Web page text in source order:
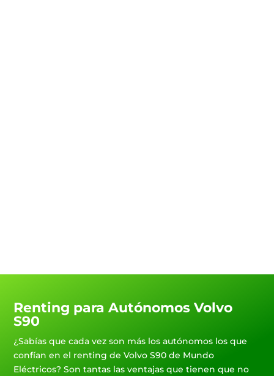
Renting para Autónomos Volvo
S90
¿Sabías que cada vez son más los autónomos los que
confían en el renting de Volvo S90 de Mundo
Eléctricos? Son tantas las ventajas que tienen que no